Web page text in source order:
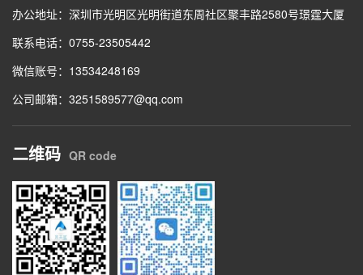
办公地址：深圳市光明区光明街道东周社区聚丰路2580号璟霆大厦
联系电话：0755-23505442
微信账号：13534248169
公司邮箱：3251589577@qq.com
二维码 QR code